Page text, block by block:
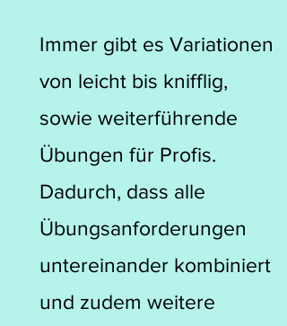
Immer gibt es Variationen
von leicht bis knifflig,
sowie weiterführende
Übungen für Profis.
Dadurch, dass alle
Übungsanforderungen
untereinander kombiniert
und zudem weitere